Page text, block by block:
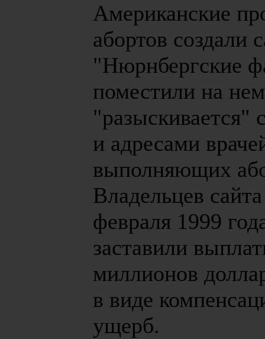
Американские
абортов создали
"Нюрнбергские
поместили на
"разыскивается"
и адресами
выполняющих
Владельцев
февраля 1999
заставили
миллионов
в виде
ущерб.